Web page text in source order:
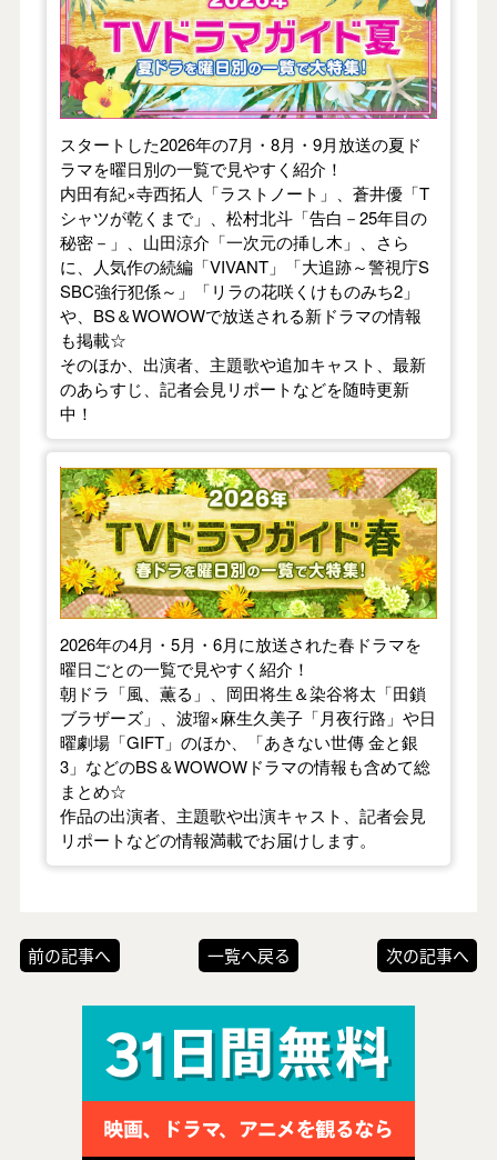
スタートした2026年の7月・8月・9月放送の夏ド
ラマを曜日別の一覧で見やすく紹介！
内田有紀×寺西拓人「ラストノート」、蒼井優「T
シャツが乾くまで」、松村北斗「告白－25年目の
秘密－」、山田涼介「一次元の挿し木」、さら
に、人気作の続編「VIVANT」「大追跡～警視庁S
SBC強行犯係～」「リラの花咲くけものみち2」
や、BS＆WOWOWで放送される新ドラマの情報
も掲載☆
そのほか、出演者、主題歌や追加キャスト、最新
のあらすじ、記者会見リポートなどを随時更新
中！
【2026年春】TVドラマガイド
2026年の4月・5月・6月に放送された春ドラマを
曜日ごとの一覧で見やすく紹介！
朝ドラ「風、薫る」、岡田将生＆染谷将太「田鎖
ブラザーズ」、波瑠×麻生久美子「月夜行路」や日
曜劇場「GIFT」のほか、「あきない世傳 金と銀
3」などのBS＆WOWOWドラマの情報も含めて総
まとめ☆
作品の出演者、主題歌や出演キャスト、記者会見
リポートなどの情報満載でお届けします。
前の記事へ 一覧へ戻る 次の記事へ